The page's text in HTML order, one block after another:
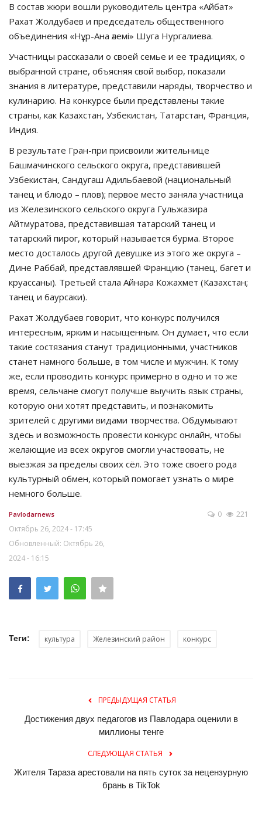
В состав жюри вошли руководитель центра «Айбат»
Рахат Жолдубаев и председатель общественного
объединения «Нұр-Ана әлемі» Шуга Нургалиева.
Участницы рассказали о своей семье и ее традициях, о
выбранной стране, объясняя свой выбор, показали
знания в литературе, представили наряды, творчество и
кулинарию. На конкурсе были представлены такие
страны, как Казахстан, Узбекистан, Татарстан, Франция,
Индия.
В результате Гран-при присвоили жительнице
Башмачинского сельского округа, представившей
Узбекистан, Сандугаш Адильбаевой (национальный
танец и блюдо – плов); первое место заняла участница
из Железинского сельского округа Гульжазира
Айтмуратова, представившая татарский танец и
татарский пирог, который называется бурма. Второе
место досталось другой девушке из этого же округа –
Дине Раббай, представлявшей Францию (танец, багет и
круассаны). Третьей стала Айнара Кожахмет (Казахстан;
танец и баурсаки).
Рахат Жолдубаев говорит, что конкурс получился
интересным, ярким и насыщенным. Он думает, что если
такие состязания станут традиционными, участников
станет намного больше, в том числе и мужчин. К тому
же, если проводить конкурс примерно в одно и то же
время, сельчане смогут получше выучить язык страны,
которую они хотят представить, и познакомить
зрителей с другими видами творчества. Обдумывают
здесь и возможность провести конкурс онлайн, чтобы
желающие из всех округов смогли участвовать, не
выезжая за пределы своих сёл. Это тоже своего рода
культурный обмен, который помогает узнать о мире
немного больше.
Pavlodarnews
Октябрь 26, 2024 - 17:45
Обновленный: Октябрь 26,
2024 - 16:15
0 221
Теги: культура Железинский район конкурс
ПРЕДЫДУЩАЯ СТАТЬЯ
Достижения двух педагогов из Павлодара оценили в
миллионы тенге
СЛЕДУЮЩАЯ СТАТЬЯ
Жителя Тараза арестовали на пять суток за нецензурную
брань в TikTok